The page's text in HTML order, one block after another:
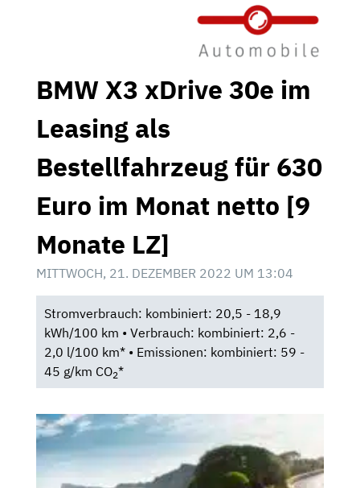
BMW X3 xDrive 30e im
Leasing als
Bestellfahrzeug für 630
Euro im Monat netto [9
Monate LZ]
MITTWOCH, 21. DEZEMBER 2022 UM 13:04
Stromverbrauch: kombiniert: 20,5 - 18,9
kWh/100 km • Verbrauch: kombiniert: 2,6 -
2,0 l/100 km* • Emissionen: kombiniert: 59 -
45 g/km CO2*